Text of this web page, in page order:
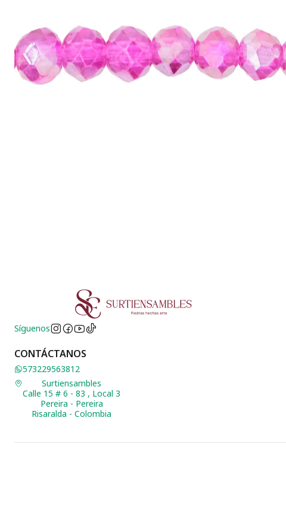
Síguenos
CONTÁCTANOS
573229563812
Surtiensambles
Calle 15 # 6 - 83 , Local 3
Pereira - Pereira
Risaralda - Colombia